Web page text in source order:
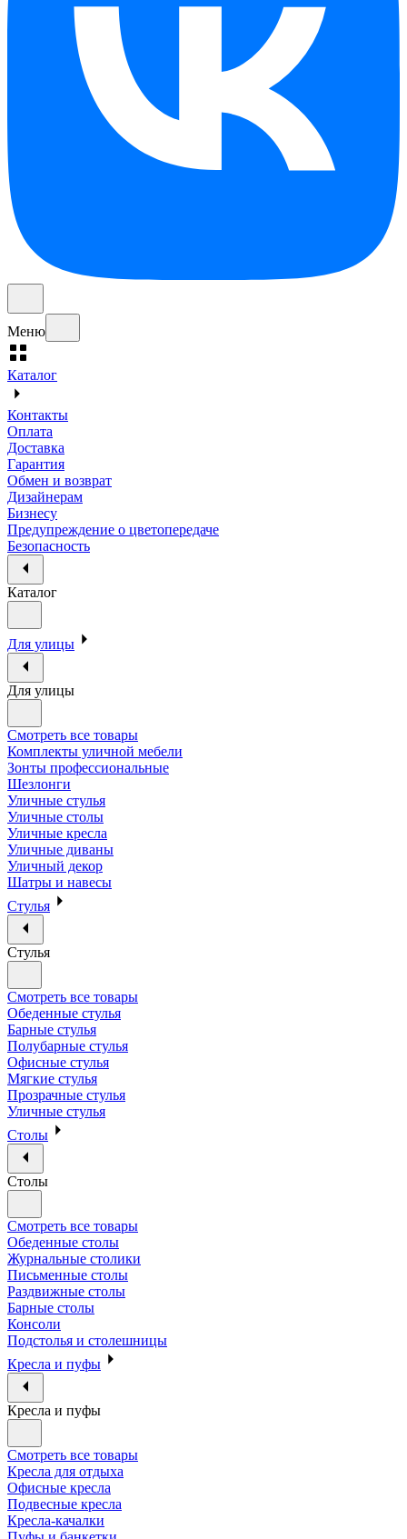
Меню
Каталог
Контакты
Оплата
Доставка
Гарантия
Обмен и возврат
Дизайнерам
Бизнесу
Предупреждение о цветопередаче
Безопасность
Каталог
Для улицы
Для улицы
Смотреть все товары
Комплекты уличной мебели
Зонты профессиональные
Шезлонги
Уличные стулья
Уличные столы
Уличные кресла
Уличные диваны
Уличный декор
Шатры и навесы
Стулья
Стулья
Смотреть все товары
Обеденные стулья
Барные стулья
Полубарные стулья
Офисные стулья
Мягкие стулья
Прозрачные стулья
Уличные стулья
Столы
Столы
Смотреть все товары
Обеденные столы
Журнальные столики
Письменные столы
Раздвижные столы
Барные столы
Консоли
Подстолья и столешницы
Кресла и пуфы
Кресла и пуфы
Смотреть все товары
Кресла для отдыха
Офисные кресла
Подвесные кресла
Кресла-качалки